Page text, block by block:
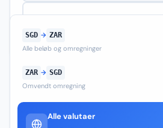
SGD → ZAR
Alle beløb og omregninger
ZAR → SGD
Omvendt omregning
Alle valutaer